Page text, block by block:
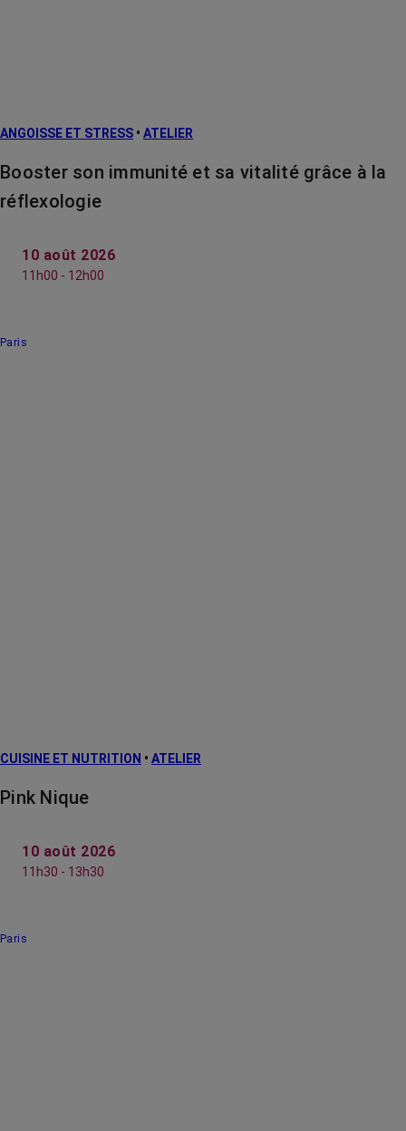
ANGOISSE ET STRESS • ATELIER
Booster son immunité et sa vitalité grâce à la
réflexologie
10 août 2026
11h00 - 12h00
Paris
CUISINE ET NUTRITION • ATELIER
Pink Nique
10 août 2026
11h30 - 13h30
Paris